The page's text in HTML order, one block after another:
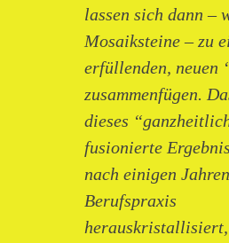
lassen sich dann –
Mosaiksteine – zu
erfüllenden, neuen
zusammenfügen.
dieses
fusionierte
nach einigen Jahren
Berufspraxis